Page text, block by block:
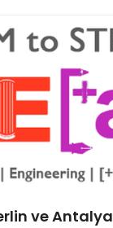
ve Antalya